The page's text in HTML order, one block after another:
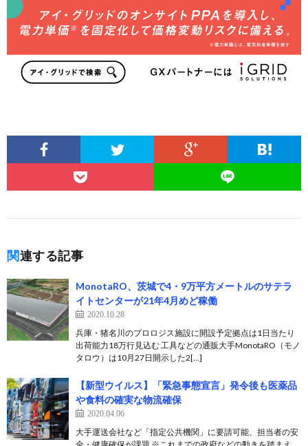
関連する記事
MonotaRO、茨城で4・9万平方メートルのサテラ
イトセンターが21年4月めど稼働
2020.10.28
兵庫・猪名川のプロロジス施設に開設予定拠点は1日当たり
出荷能力18万行見込む 工具などの通販大手MonotaRO（モノ
タロウ）は10月27日開示した2[…]
【新型ウイルス】「緊急事態宣言」発令後も医薬品
や食料の確実な物流確保
2020.04.06
大手運送会社など「指定公共機関」に要請可能、担当者の安